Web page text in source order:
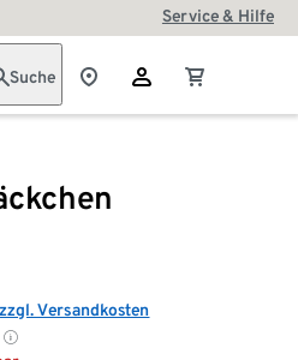
Service & Hilfe
Suche
zzgl. Versandkosten